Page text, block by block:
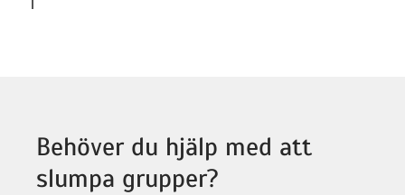
Behöver du hjälp med att
slumpa grupper?